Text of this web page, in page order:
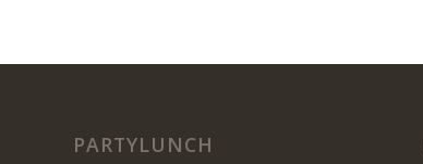
PARTYLUNCH